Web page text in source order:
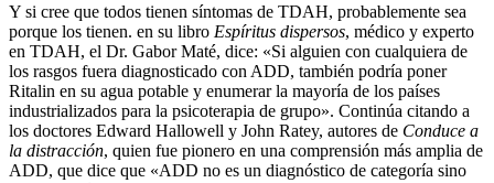
Y si cree que todos tienen síntomas de TDAH, probablemente sea
porque los tienen. en su libro Espíritus dispersos, médico y experto
en TDAH, el Dr. Gabor Maté, dice: «Si alguien con cualquiera de
los rasgos fuera diagnosticado con ADD, también podría poner
Ritalin en su agua potable y enumerar la mayoría de los países
industrializados para la psicoterapia de grupo». Continúa citando a
los doctores Edward Hallowell y John Ratey, autores de Conduce a
la distracción, quien fue pionero en una comprensión más amplia de
ADD, que dice que «ADD no es un diagnóstico de categoría sino